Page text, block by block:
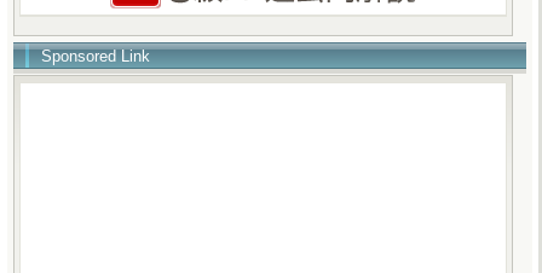
Sponsored Link